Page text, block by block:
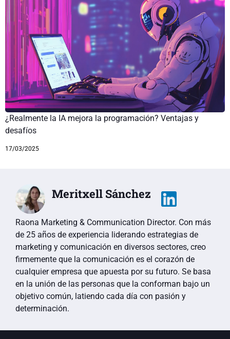
¿Realmente la IA mejora la programación? Ventajas y
desafíos
17/03/2025
Meritxell Sánchez
Raona Marketing & Communication Director. Con más
de 25 años de experiencia liderando estrategias de
marketing y comunicación en diversos sectores, creo
firmemente que la comunicación es el corazón de
cualquier empresa que apuesta por su futuro. Se basa
en la unión de las personas que la conforman bajo un
objetivo común, latiendo cada día con pasión y
determinación.